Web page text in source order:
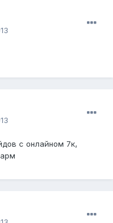
с онлайном 7к,